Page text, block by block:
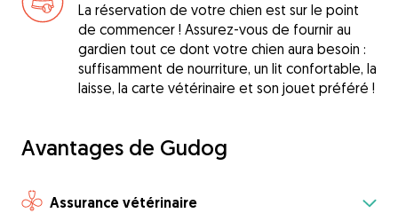
La réservation de votre chien est sur le point
de commencer ! Assurez-vous de fournir au
gardien tout ce dont votre chien aura besoin :
suffisamment de nourriture, un lit confortable, la
laisse, la carte vétérinaire et son jouet préféré !
Avantages de Gudog
Assurance vétérinaire